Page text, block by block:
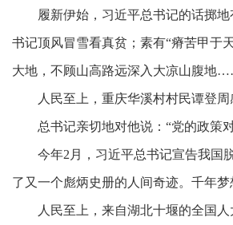
履新伊始，习近平总书记的话掷地
书记顶风冒雪看真贫；素有“瘠苦甲于
大地，不顾山高路远深入大凉山腹地
人民至上，重庆华溪村村民谭登周
总书记亲切地对他说： “党的政策
今年2月，习近平总书记宣告我国
了又一个彪炳史册的人间奇迹。千年梦
人民至上，来自湖北十堰的全国人